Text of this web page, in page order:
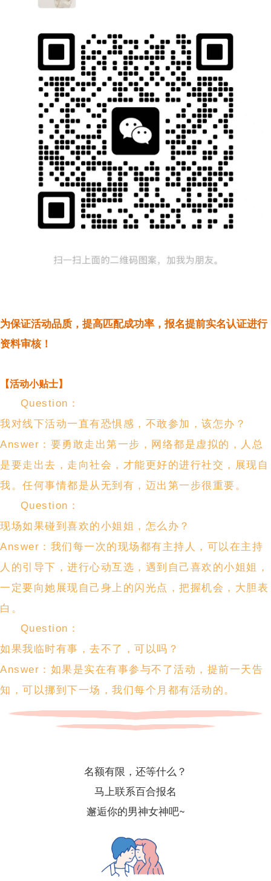
为保证活动品质，提高匹配成功率，报名提前实名认证进行
资料审核！
【活动小贴士】
Question：
我对线下活动一直有恐惧感，不敢参加，该怎办？
Answer：要勇敢走出第一步，网络都是虚拟的，人总
是要走出去，走向社会，才能更好的进行社交，展现自
我。任何事情都是从无到有，迈出第一步很重要。
Question：
现场如果碰到喜欢的小姐姐，怎么办？
Answer：我们每一次的现场都有主持人，可以在主持
人的引导下，进行心动互选，遇到自己喜欢的小姐姐，
一定要向她展现自己身上的闪光点，把握机会，大胆表
白。
Question：
如果我临时有事，去不了，可以吗？
Answer：如果是实在有事参与不了活动，提前一天告
知，可以挪到下一场，我们每个月都有活动的。
名额有限，还等什么？
马上联系百合报名
邂逅你的男神女神吧~